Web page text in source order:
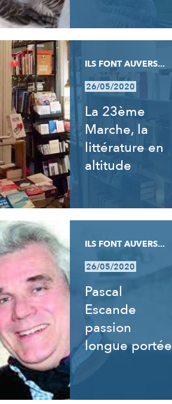
ILS FONT AUVERS...
26/05/2020
La 23ème
Marche, la
littérature en
altitude
ILS FONT AUVERS...
26/05/2020
Pascal
Escande
passion
longue portée